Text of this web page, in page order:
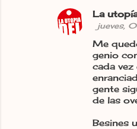
La
jueves,
Me
genio
cada
gente
de las
Besines